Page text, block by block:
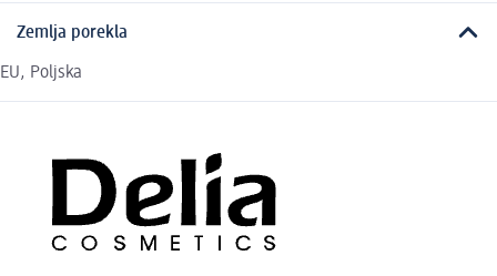
Zemlja porekla
EU, Poljska